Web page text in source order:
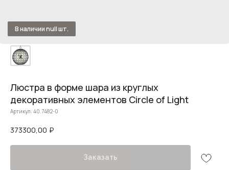
Люстра в форме шара из круглых
декоративных элементов Circle of Light
Артикул: 40.7482-0
373300,00 ₽
Заказать